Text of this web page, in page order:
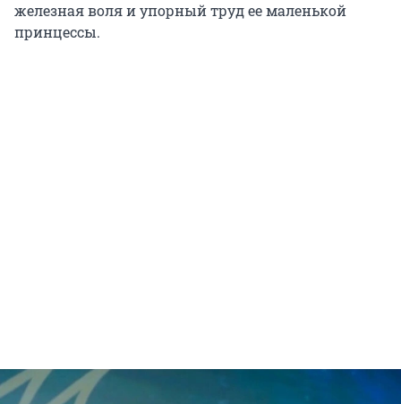
железная воля и упорный труд ее маленькой
принцессы.